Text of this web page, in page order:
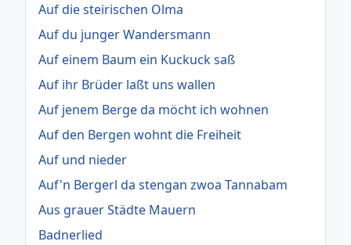
Auf die steirischen Olma
Auf du junger Wandersmann
Auf einem Baum ein Kuckuck saß
Auf ihr Brüder laßt uns wallen
Auf jenem Berge da möcht ich wohnen
Auf den Bergen wohnt die Freiheit
Auf und nieder
Auf'n Bergerl da stengan zwoa Tannabam
Aus grauer Städte Mauern
Badnerlied